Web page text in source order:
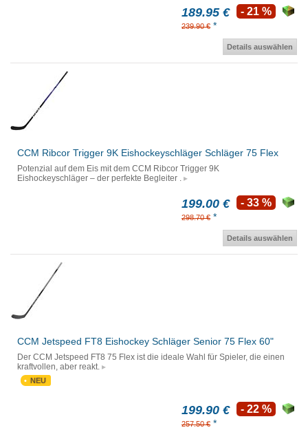
189.95 €
239.90 € *
- 21 %
Details auswählen
CCM Ribcor Trigger 9K Eishockeyschläger Schläger 75 Flex
Potenzial auf dem Eis mit dem CCM Ribcor Trigger 9K
Eishockeyschläger – der perfekte Begleiter .
199.00 €
298.70 € *
- 33 %
Details auswählen
CCM Jetspeed FT8 Eishockey Schläger Senior 75 Flex 60"
Der CCM Jetspeed FT8 75 Flex ist die ideale Wahl für Spieler, die einen
kraftvollen, aber reakt.
NEU
199.90 €
257.50 € *
- 22 %